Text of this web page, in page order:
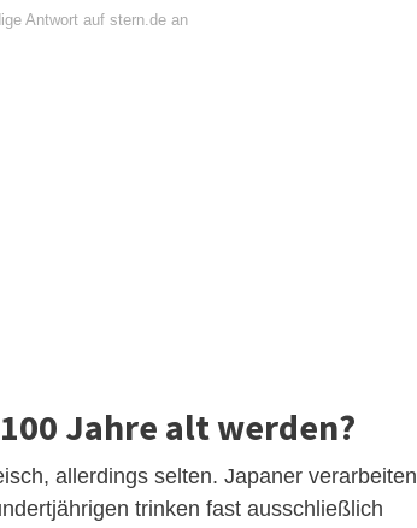
Antwort auf stern.de an
Jahre alt werden?
allerdings selten. Japaner verarbeiten
trinken fast ausschließlich